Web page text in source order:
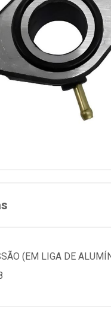
(EM LIGA DE